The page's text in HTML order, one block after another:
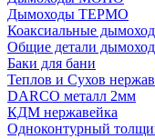
Дымоходы ТЕРМО
Коаксиальные
Общие детали
Баки для бани
Теплов и Сухов
DARCO металл 2мм
КДМ нержавейка
Одноконтурный